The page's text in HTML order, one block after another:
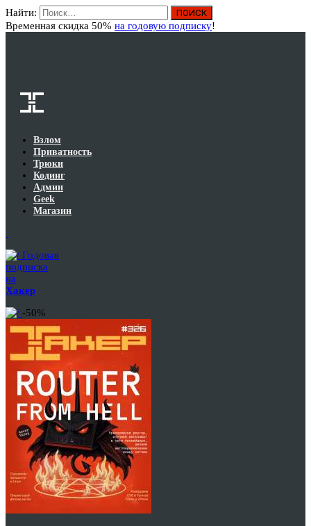
Найти:
Временная скидка 50% на годовую подписку!
Взлом
Приватность
Трюки
Кодинг
Админ
Geek
Магазин
Годовая
подписка
на
Хакер
-50%